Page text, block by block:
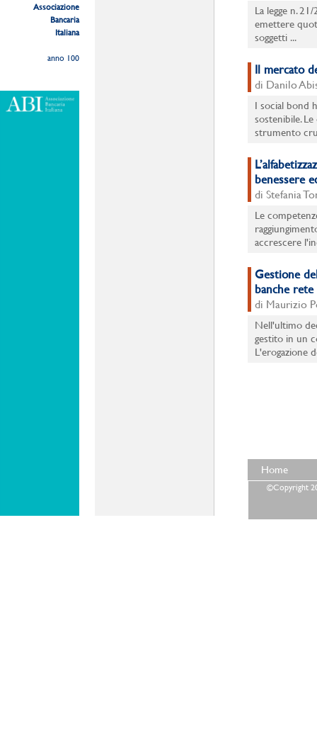
Associazione
Bancaria
Italiana
anno 100
La legge n.
emettere
soggetti ...
Il mercato
di Danilo
I social bond
sostenibile.
strumento
benessere
di Stefania
Le
accrescere
Gestione
banche rete
di Maurizio
Nell'ultimo
gestito in un
L'erogazione
Home
©Copyright